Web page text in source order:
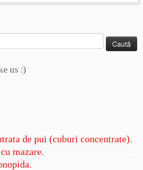
us :)
de pui (cuburi concentrate).
mazare.